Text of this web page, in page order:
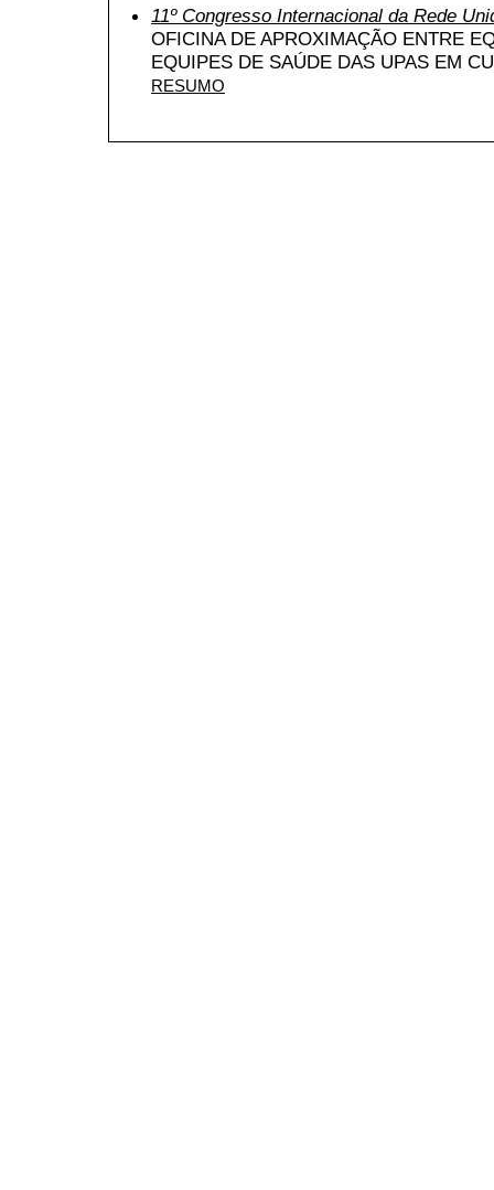
11º Congresso Internacional da Rede
OFICINA DE APROXIMAÇÃO ENTRE
EQUIPES DE SAÚDE DAS UPAS EM
RESUMO